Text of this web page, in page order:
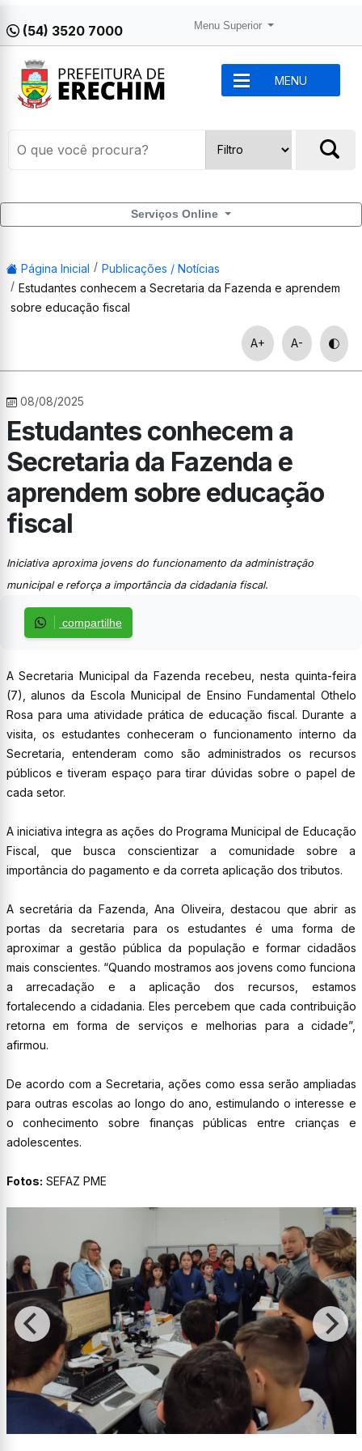
(54) 3520 7000 Menu Superior
MENU
Serviços Online
Página Inicial
Publicações / Notícias
Estudantes conhecem a Secretaria da Fazenda e aprendem
sobre educação fiscal
A+ A-
08/08/2025
Estudantes conhecem a
Secretaria da Fazenda e
aprendem sobre educação
fiscal
Iniciativa aproxima jovens do funcionamento da administração
municipal e reforça a importância da cidadania fiscal.
compartilhe
A Secretaria Municipal da Fazenda recebeu, nesta quinta-feira
(7), alunos da Escola Municipal de Ensino Fundamental Othelo
Rosa para uma atividade prática de educação fiscal. Durante a
visita, os estudantes conheceram o funcionamento interno da
Secretaria, entenderam como são administrados os recursos
públicos e tiveram espaço para tirar dúvidas sobre o papel de
cada setor.
A iniciativa integra as ações do Programa Municipal de Educação
Fiscal, que busca conscientizar a comunidade sobre a
importância do pagamento e da correta aplicação dos tributos.
A secretária da Fazenda, Ana Oliveira, destacou que abrir as
portas da secretaria para os estudantes é uma forma de
aproximar a gestão pública da população e formar cidadãos
mais conscientes. “Quando mostramos aos jovens como funciona
a arrecadação e a aplicação dos recursos, estamos
fortalecendo a cidadania. Eles percebem que cada contribuição
retorna em forma de serviços e melhorias para a cidade”,
afirmou.
De acordo com a Secretaria, ações como essa serão ampliadas
para outras escolas ao longo do ano, estimulando o interesse e
o conhecimento sobre finanças públicas entre crianças e
adolescentes.
Fotos: SEFAZ PME